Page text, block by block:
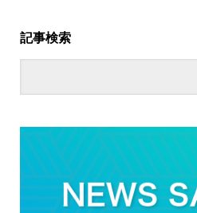
記事検索